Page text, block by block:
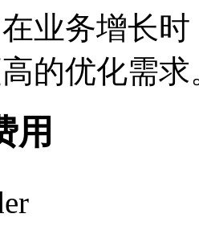
在业务增长
的优化需求
用